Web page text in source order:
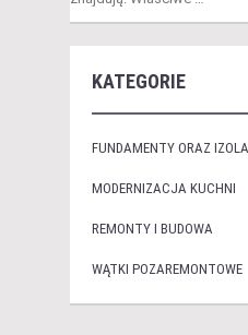
KATEGORIE
FUNDAMENTY ORAZ
MODERNIZACJA KUCHNI
REMONTY I BUDOWA
WĄTKI POZAREMONTOWE